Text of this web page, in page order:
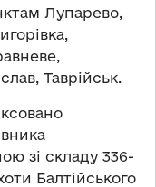
Лупарево,
Таврійськ.
зі складу 336-
Балтійського